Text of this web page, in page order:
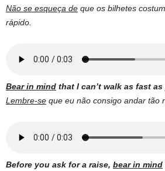
Não se esqueça de que os bilhetes
rápido.
Bear in mind that I can’t walk as fast as
Lembre-se que eu não consigo andar tão
Before you ask for a raise, bear in mind